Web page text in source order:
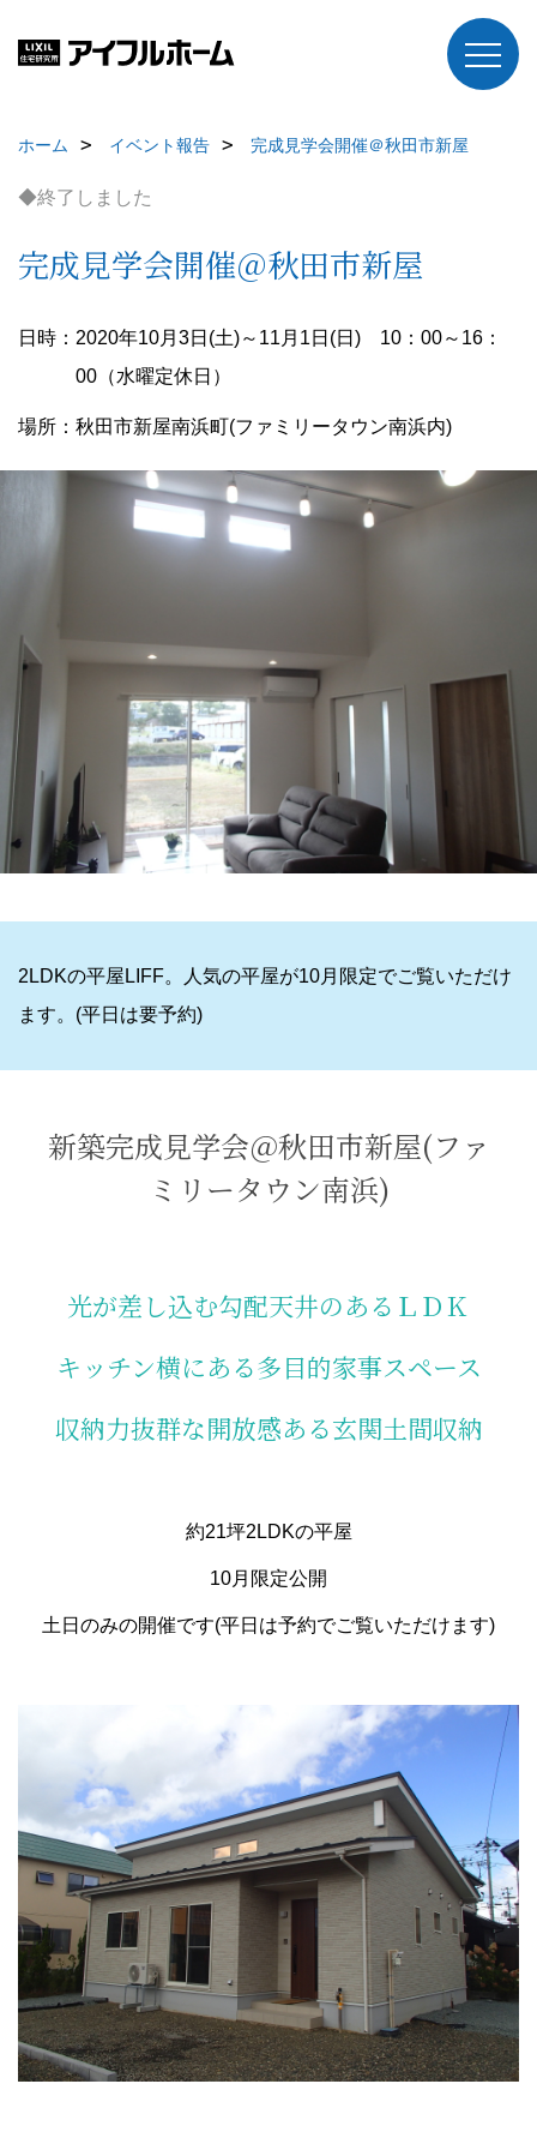
ホーム イベント報告 完成見学会開催＠秋田市新屋
◆終了しました
完成見学会開催＠秋田市新屋
日時：2020年10月3日(土)～11月1日(日) 10：00～16：
00（水曜定休日）
場所：秋田市新屋南浜町(ファミリータウン南浜内)
2LDKの平屋LIFF。人気の平屋が10月限定でご覧いただけ
ます。(平日は要予約)
新築完成見学会＠秋田市新屋(ファ
ミリータウン南浜)
光が差し込む勾配天井のあるＬＤＫ
キッチン横にある多目的家事スペース
収納力抜群な開放感ある玄関土間収納
約21坪2LDKの平屋
10月限定公開
土日のみの開催です(平日は予約でご覧いただけます)